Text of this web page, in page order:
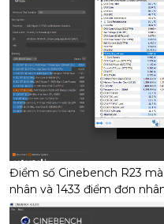
Điểm số Cinebench R23
nhân và 1433 điểm đơn